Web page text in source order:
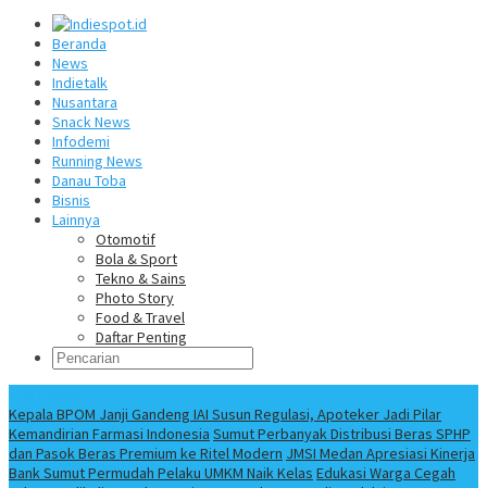
Beranda
News
Indietalk
Nusantara
Snack News
Infodemi
Running News
Danau Toba
Bisnis
Lainnya
Otomotif
Bola & Sport
Tekno & Sains
Photo Story
Food & Travel
Daftar Penting
Kepala BPOM Janji Gandeng IAI Susun Regulasi, Apoteker Jadi Pilar
Kemandirian Farmasi Indonesia Sumut Perbanyak Distribusi Beras SPHP
dan Pasok Beras Premium ke Ritel Modern JMSI Medan Apresiasi Kinerja
Bank Sumut Permudah Pelaku UMKM Naik Kelas Edukasi Warga Cegah